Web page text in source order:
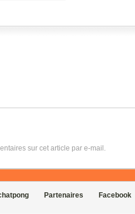
sur cet article par e-mail.
Partenaires Facebook